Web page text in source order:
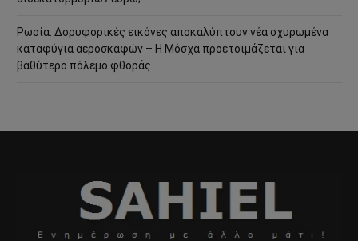
Ρωσία: Δορυφορικές εικόνες αποκαλύπτουν νέα οχυρωμένα
καταφύγια αεροσκαφών – Η Μόσχα προετοιμάζεται για
βαθύτερο πόλεμο φθοράς